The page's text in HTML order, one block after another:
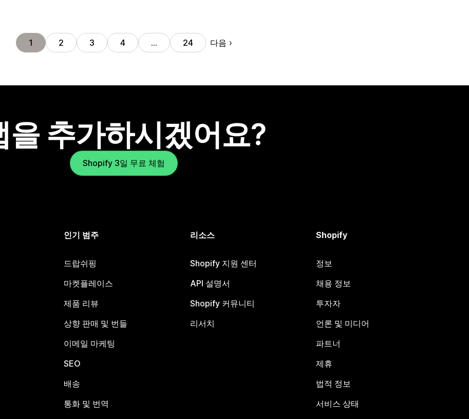
1 2 3 4 … 24 다음
을 추가하시겠어요?
Shopify 3일 무료 체험
인기 범주
드랍쉬핑
마켓플레이스
제품 리뷰
상향 판매 및 번들
이메일 마케팅
SEO
배송
통화 및 번역
리소스
Shopify 지원 센터
API 설명서
Shopify 커뮤니티
리서치
Shopify
정보
채용 정보
투자자
언론 및 미디어
파트너
제휴
법적 정보
서비스 상태